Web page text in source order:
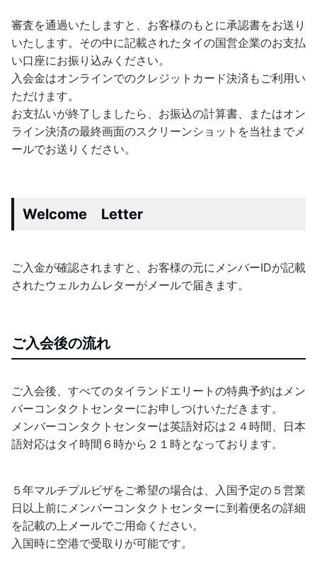
審査を通過いたしますと、お客様のもとに承認書をお送り
いたします。その中に記載されたタイの国営企業のお支払
い口座にお振り込みください。
入会金はオンラインでのクレジットカード決済もご利用い
ただけます。
お支払いが終了しましたら、お振込の計算書、またはオン
ライン決済の最終画面のスクリーンショットを当社までメ
ールでお送りください。
Welcome Letter
ご入金が確認されますと、お客様の元にメンバーIDが記載
されたウェルカムレターがメールで届きます。
ご入会後の流れ
ご入会後、すべてのタイランドエリートの特典予約はメン
バーコンタクトセンターにお申しつけいただきます。
メンバーコンタクトセンターは英語対応は２４時間、日本
語対応はタイ時間６時から２１時となっております。
５年マルチプルビザをご希望の場合は、入国予定の５営業
日以上前にメンバーコンタクトセンターに到着便名の詳細
を記載の上メールでご用命ください。
入国時に空港で受取りが可能です。